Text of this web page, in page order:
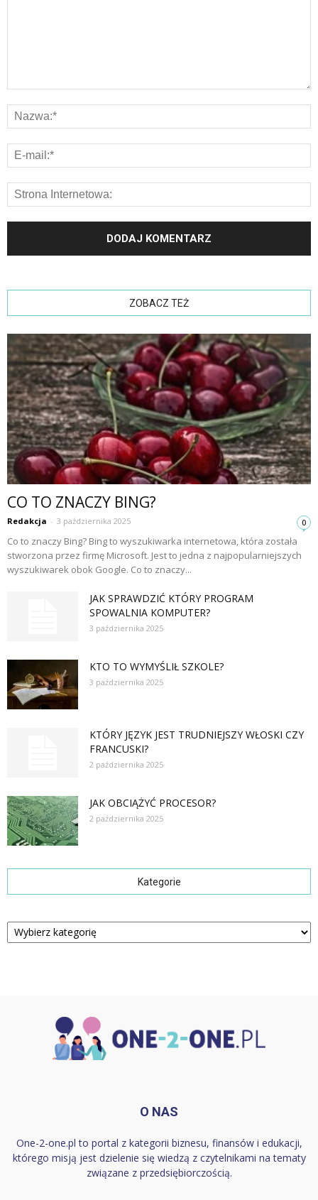
ZOBACZ TEŻ
CO TO ZNACZY BING?
Redakcja - 3 października 2025 0
Co to znaczy Bing? Bing to wyszukiwarka internetowa, która została
stworzona przez firmę Microsoft. Jest to jedna z najpopularniejszych
wyszukiwarek obok Google. Co to znaczy...
JAK SPRAWDZIĆ KTÓRY PROGRAM
SPOWALNIA KOMPUTER?
3 października 2025
KTO TO WYMYŚLIŁ SZKOLE?
3 października 2025
KTÓRY JĘZYK JEST TRUDNIEJSZY WŁOSKI CZY
FRANCUSKI?
2 października 2025
JAK OBCIĄŻYĆ PROCESOR?
2 października 2025
Kategorie
Kategorie
O NAS
One-2-one.pl to portal z kategorii biznesu, finansów i edukacji,
którego misją jest dzielenie się wiedzą z czytelnikami na tematy
związane z przedsiębiorczością.